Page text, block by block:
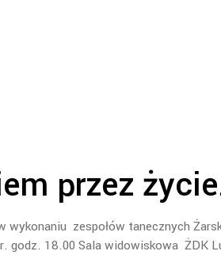
przez
zespołów tanecznych
godz. 18.00 Sala widowiskowa ŻDK